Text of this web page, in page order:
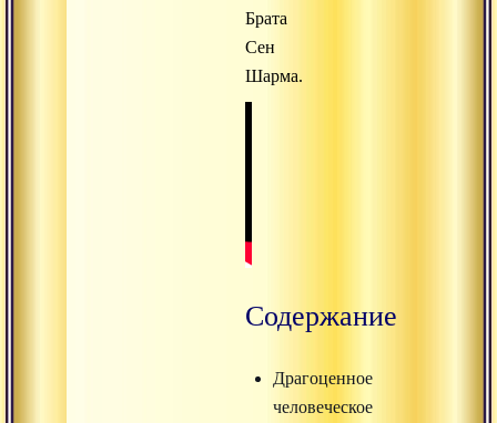
Брата
Сен
Шарма.
Содержание
Драгоценное
человеческое